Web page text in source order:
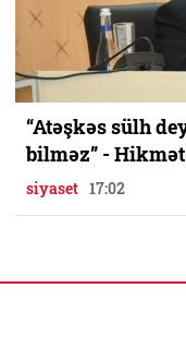
“Atəşkəs sülh
bilməz” -
siyaset 17:02